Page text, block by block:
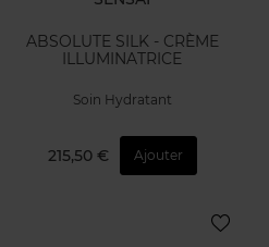
ABSOLUTE SILK - CRÈME
ILLUMINATRICE
Soin Hydratant
215,50 € Ajouter